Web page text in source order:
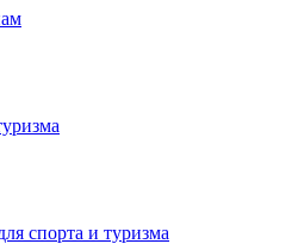
спорта и туризма